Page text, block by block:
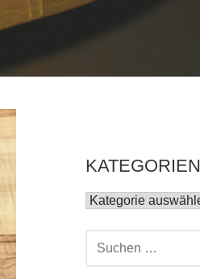
KATEGORIEN
KATEGORIEN